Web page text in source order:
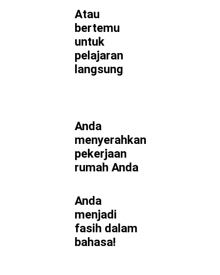
Atau
bertemu
untuk
pelajaran
langsung
Anda
menyerahkan
pekerjaan
rumah Anda
Anda
menjadi
fasih dalam
bahasa!